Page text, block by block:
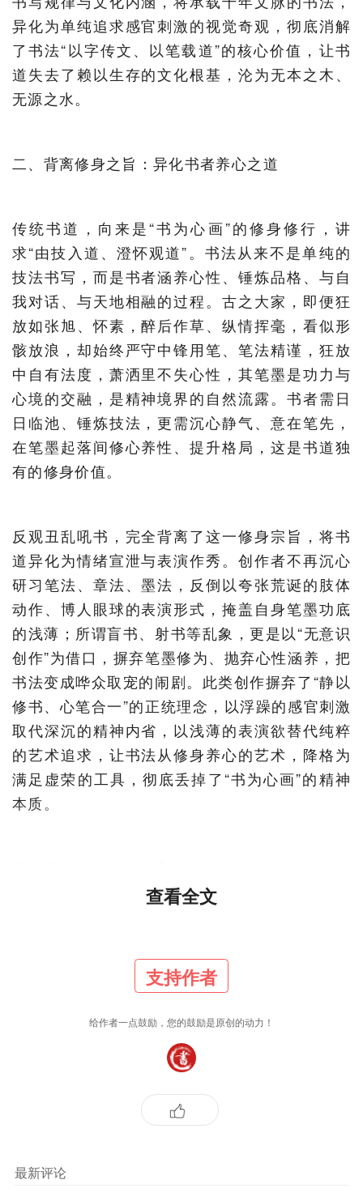
异化为单纯追求感官刺激的视觉奇观，彻底消解
了书法“以字传文、以笔载道”的核心价值，让书
道失去了赖以生存的文化根基，沦为无本之木、
无源之水。
二、背离修身之旨：异化书者养心之道
传统书道，向来是“书为心画”的修身修行，讲
求“由技入道、澄怀观道”。书法从来不是单纯的
技法书写，而是书者涵养心性、锤炼品格、与自
我对话、与天地相融的过程。古之大家，即便狂
放如张旭、怀素，醉后作草、纵情挥毫，看似形
骸放浪，却始终严守中锋用笔、笔法精谨，狂放
中自有法度，萧洒里不失心性，其笔墨是功力与
心境的交融，是精神境界的自然流露。书者需日
日临池、锤炼技法，更需沉心静气、意在笔先，
在笔墨起落间修心养性、提升格局，这是书道独
有的修身价值。
反观丑乱吼书，完全背离了这一修身宗旨，将书
道异化为情绪宣泄与表演作秀。创作者不再沉心
研习笔法、章法、墨法，反倒以夸张荒诞的肢体
动作、博人眼球的表演形式，掩盖自身笔墨功底
的浅薄；所谓盲书、射书等乱象，更是以“无意识
创作”为借口，摒弃笔墨修为、抛弃心性涵养，把
书法变成哗众取宠的闹剧。此类创作摒弃了“静以
修书、心笔合一”的正统理念，以浮躁的感官刺激
取代深沉的精神内省，以浅薄的表演欲替代纯粹
的艺术追求，让书法从修身养心的艺术，降格为
满足虚荣的工具，彻底丢掉了“书为心画”的精神
本质。
辑，以“中和”为美、以“气韵”为魂、以“风骨”为
品，不依附于任何外来艺术话语，根植于华夏文
正的书法创新，从来不是对传统的全盘否定，而
是立足本源、守正出新，在传承经典法度、文化
内核的基础上，融入时代审美，让书道与时俱
进、薪火相传，这才是文化自信的真正体现。
丑乱吼书的盛行，本质是书者文化主体性的彻底
查看全文
支持作者
给作者一点鼓励，您的鼓励是原创的动力！
最新评论